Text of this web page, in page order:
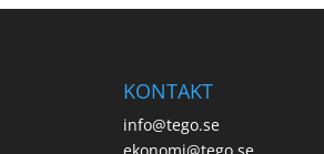
KONTAKT
info@tego.se